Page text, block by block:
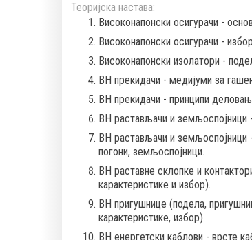
Теоријска настава:
Високонапонски осигурачи -
Високонапонски осигурачи -
Високонапонски изолатори -
ВН прекидачи - медијуми за
ВН прекидачи - принципи
ВН растављачи и земљоспојници
ВН растављачи и земљоспојници
погони, земљоспојници.
ВН раставне склопке и
карактеристике и избор).
ВН пригушнице (подела,
карактеристике, избор).
ВН енергетски каблови - врсте